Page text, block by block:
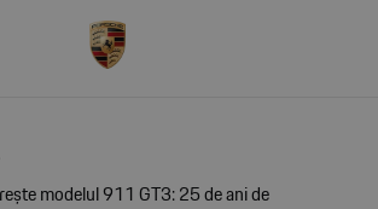
modelul 911 GT3: 25 de ani de